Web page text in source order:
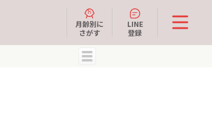
月齢別に
さがす
LINE
登録